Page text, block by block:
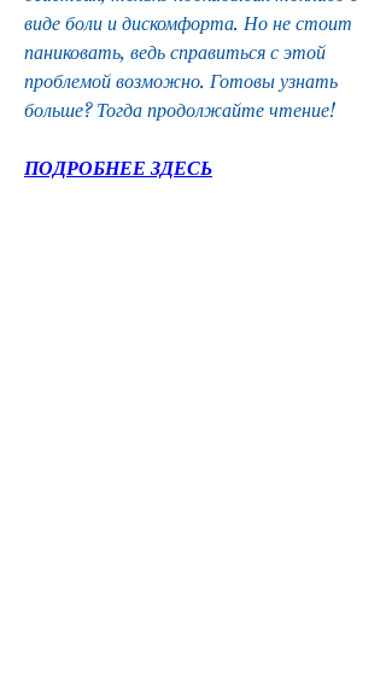
виде боли и дискомфорта. Но не стоит
паниковать, ведь справиться с этой
проблемой возможно. Готовы узнать
больше? Тогда продолжайте чтение!
ПОДРОБНЕЕ ЗДЕСЬ